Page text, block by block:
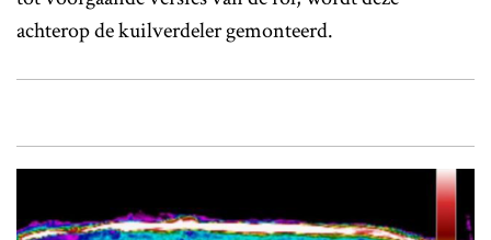
achterop de kuilverdeler gemonteerd.